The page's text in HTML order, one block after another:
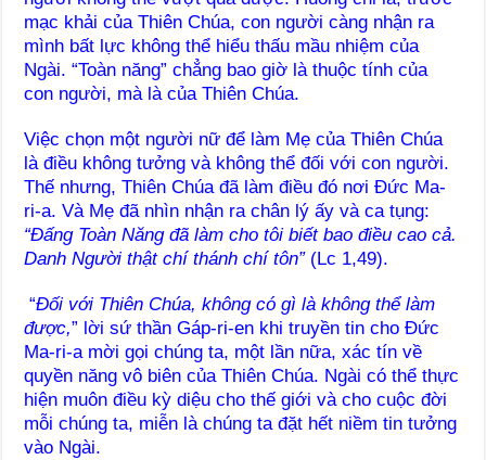
mạc khải của Thiên Chúa, con người càng nhận ra
mình bất lực không thể hiểu thấu mầu nhiệm của
Ngài. “Toàn năng” chẳng bao giờ là thuộc tính của
con người, mà là của Thiên Chúa.
Việc chọn một người nữ để làm Mẹ của Thiên Chúa
là điều không tưởng và không thể đối với con người.
Thế nhưng, Thiên Chúa đã làm điều đó nơi Đức Ma-
ri-a. Và Mẹ đã nhìn nhận ra chân lý ấy và ca tụng:
“Đấng Toàn Năng đã làm cho tôi biết bao điều cao cả.
Danh Người thật chí thánh chí tôn” (Lc 1,49).
“Đối với Thiên Chúa, không có gì là không thể làm
được,” lời sứ thần Gáp-ri-en khi truyền tin cho Đức
Ma-ri-a mời gọi chúng ta, một lần nữa, xác tín về
quyền năng vô biên của Thiên Chúa. Ngài có thể thực
hiện muôn điều kỳ diệu cho thế giới và cho cuộc đời
mỗi chúng ta, miễn là chúng ta đặt hết niềm tin tưởng
vào Ngài.